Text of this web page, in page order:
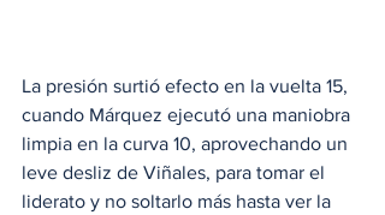
La presión surtió efecto en la vuelta 15,
cuando Márquez ejecutó una maniobra
limpia en la curva 10, aprovechando un
leve desliz de Viñales, para tomar el
liderato y no soltarlo más hasta ver la